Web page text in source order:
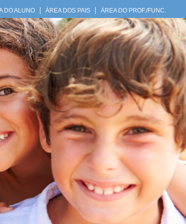
DO ALUNO ÁREA DOS PAIS ÁREA DO PROF./FUNC.